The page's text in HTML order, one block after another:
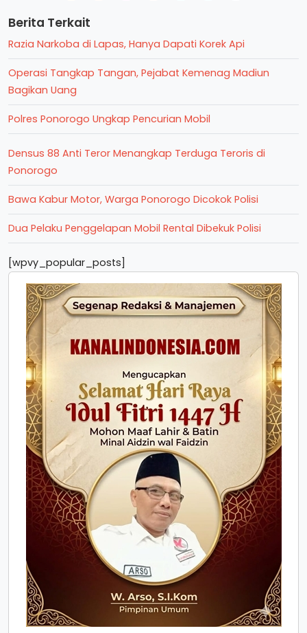
Berita Terkait
Razia Narkoba di Lapas, Hanya Dapati Korek Api
Operasi Tangkap Tangan, Pejabat Kemenag Madiun
Bagikan Uang
Polres Ponorogo Ungkap Pencurian Mobil
Densus 88 Anti Teror Menangkap Terduga Teroris di
Ponorogo
Bawa Kabur Motor, Warga Ponorogo Dicokok Polisi
Dua Pelaku Penggelapan Mobil Rental Dibekuk Polisi
[wpvy_popular_posts]